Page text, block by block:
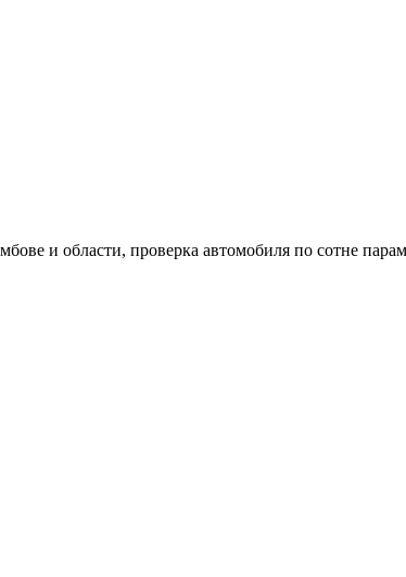
и области, проверка автомобиля по сотне